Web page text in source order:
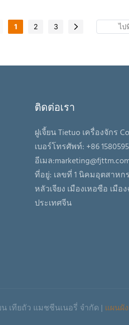
ายและให้บริการผลิตภัณฑ์ทุกชนิดที่เกี่
ต์เย็น โรงงานผสมปูนแห้ง และอุป
1 2 3
ติดต่อเรา
ฝูเจี้ยน Tietuo เครื่องจักร
เบอร์โทรศัพท์: +86
อีเมล:
ที่อยู่: เลขที่ 1 นิคมอุตสาห
หลัวเจียง เมืองเหอซือ เมื
ประเทศจีน
เทียถัว แมชชีนเนอรี่ จำกัด | แผนผั